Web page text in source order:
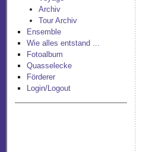
Archiv
Tour Archiv
Ensemble
Wie alles entstand ...
Fotoalbum
Quasselecke
Förderer
Login/Logout